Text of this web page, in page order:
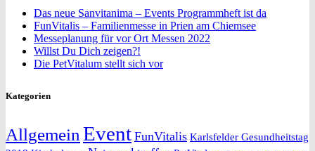
Das neue Sanvitanima – Events Programmheft ist da
FunVitalis – Familienmesse in Prien am Chiemsee
Messeplanung für vor Ort Messen 2022
Willst Du Dich zeigen?!
Die PetVitalum stellt sich vor
Kategorien
Allgemein Event FunVitalis Karlsfelder Gesundheitstag